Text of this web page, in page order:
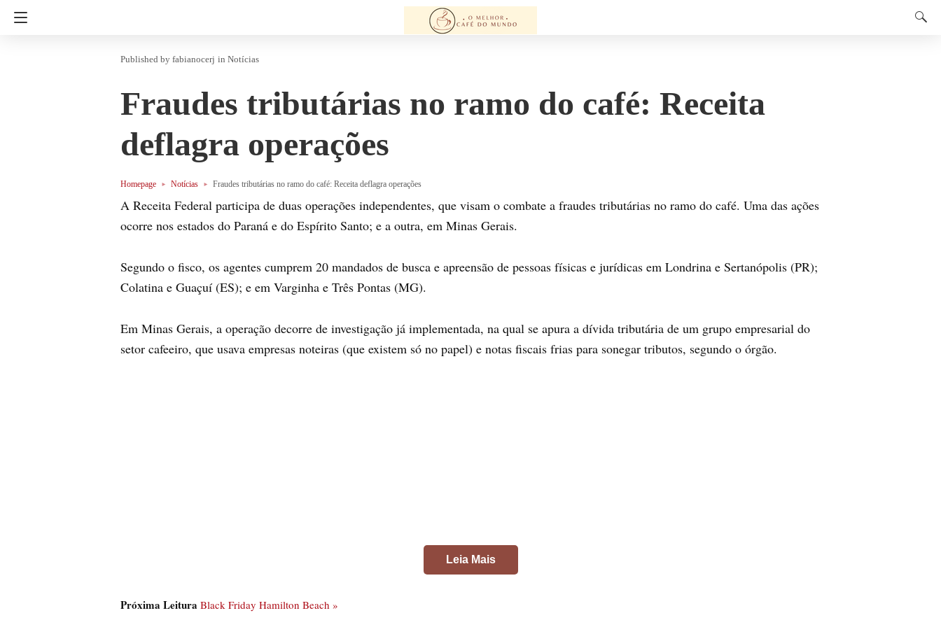
fabianocerj in Notícias
Fraudes tributárias no ramo do café: Receita
deflagra operações
Homepage Notícias Fraudes tributárias no ramo do café: Receita deflagra operações
A Receita Federal participa de duas operações independentes, que visam o combate a fraudes tributárias no ramo do café. Uma das ações
ocorre nos estados do Paraná e do Espírito Santo; e a outra, em Minas Gerais.
Segundo o fisco, os agentes cumprem 20 mandados de busca e apreensão de pessoas físicas e jurídicas em Londrina e Sertanópolis (PR);
Colatina e Guaçuí (ES); e em Varginha e Três Pontas (MG).
Em Minas Gerais, a operação decorre de investigação já implementada, na qual se apura a dívida tributária de um grupo empresarial do
setor cafeeiro, que usava empresas noteiras (que existem só no papel) e notas fiscais frias para sonegar tributos, segundo o órgão.
Leia Mais
Próxima Leitura Black Friday Hamilton Beach »